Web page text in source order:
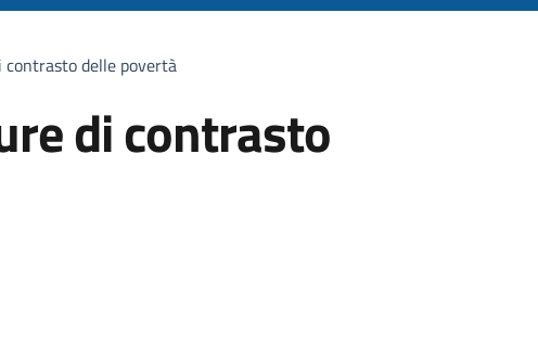
contrasto delle povertà
di contrasto